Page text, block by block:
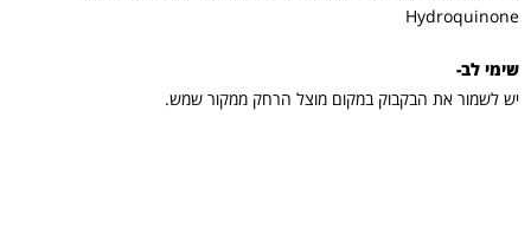
Hydroquinone
שימי לב-
יש לשמור את הבקבוק במקום מוצל הרחק ממקור שמש.